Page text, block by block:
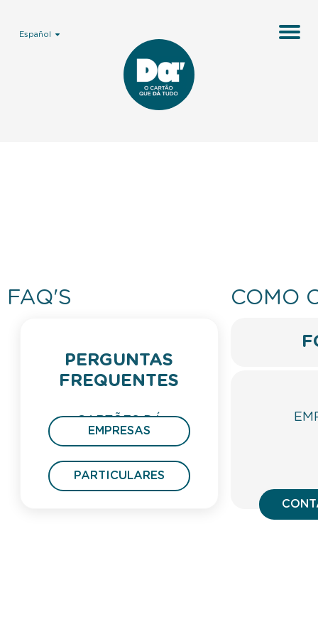
Español
FAQ'S
PERGUNTAS
FREQUENTES
CARTÕES DÁ
PRESENTE
EMPRESAS
PARTICULARES
COMO